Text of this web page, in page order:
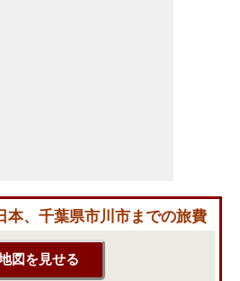
本、千葉県市川市までの旅費